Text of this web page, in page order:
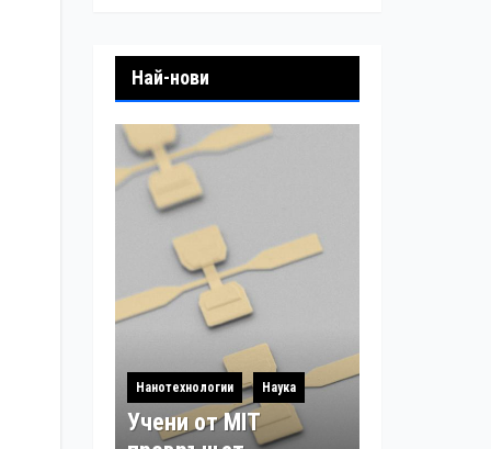
Най-нови
Нанотехнологии Наука
Учени от MIT